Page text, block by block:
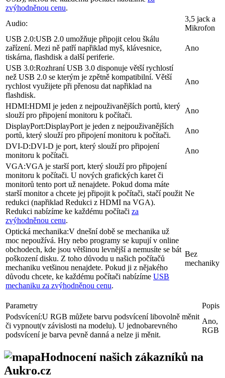
zvýhodněnou cenu.
Audio:
3,5 jack a
Mikrofon
USB 2.0:USB 2.0 umožňuje připojit celou škálu
zařízení. Mezi ně patří napřiklad myš, klávesnice,
tiskárna, flashdisk a další periferie.
Ano
USB 3.0:Rozhraní USB 3.0 disponuje větší rychlostí
než USB 2.0 se kterým je zpětně kompatibilní. Větší
rychlost využijete při přenosu dat napřiklad na
flashdisk.
Ano
HDMI:HDMI je jeden z nejpouživanějších portů, který
slouží pro připojení monitoru k počítači.
Ano
DisplayPort:DisplayPort je jeden z nejpouživanějších
portů, který slouží pro připojení monitoru k počítači.
Ano
DVI-D:DVI-D je port, který slouží pro připojení
monitoru k počítači.
Ano
VGA:VGA je starší port, který slouží pro připojení
monitoru k počítači. U nových grafických karet či
monitorů tento port už nenajdete. Pokud doma máte
starší monitor a chcete jej připojit k počítači, stačí použit
redukci (napřiklad Redukci z HDMI na VGA).
Redukci nabízíme ke každému počítači za
zvýhodněnou cenu.
Ne
Optická mechanika:V dnešní době se mechanika už
moc nepoužívá. Hry nebo programy se kupují v online
obchodech, kde jsou většinou levnější a nemusíte se bát
poškození disku. Z toho důvodu u našich počítačů
mechaniku vetšinou nenajdete. Pokud ji z nějakého
důvodu chcete, ke každému počítači nabízíme USB
mechaniku za zvýhodněnou cenu.
Bez
mechaniky
Parametry
Popis
Podsvícení:U RGB můžete barvu podsvícení libovolně měnit
či vypnout(v závislosti na modelu). U jednobarevného
podsvícení je barva pevně danná a nelze ji měnit.
Ano,
RGB
Hodnocení našich zákazníků na
Aukro.cz